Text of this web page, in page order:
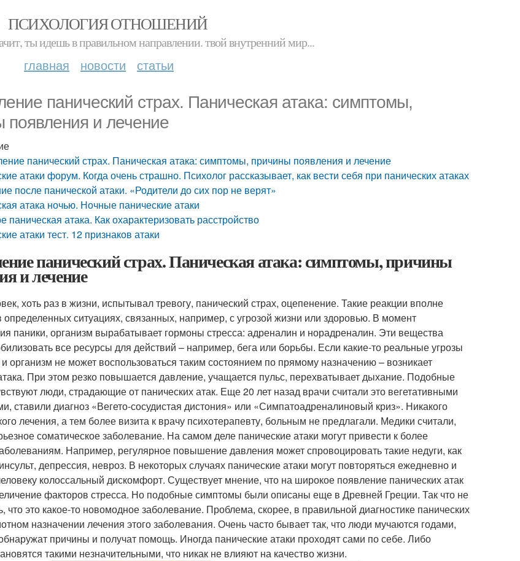
ПСИХОЛОГИЯ ОТНОШЕНИЙ
ты идешь в правильном направлении. твой внутренний мир...
главная новости статьи
панический страх. Паническая атака: симптомы,
появления и лечение
панический страх. Паническая атака: симптомы, причины появления и лечение
атаки форум. Когда очень страшно. Психолог рассказывает, как вести себя при панических атаках
после панической атаки. «Родители до сих пор не верят»
атака ночью. Ночные панические атаки
паническая атака. Как охарактеризовать расстройство
атаки тест. 12 признаков атаки
панический страх. Паническая атака: симптомы, причины
и лечение
хоть раз в жизни, испытывал тревогу, панический страх, оцепенение. Такие реакции вполне
ситуациях, связанных, например, с угрозой жизни или здоровью. В момент
паники, организм вырабатывает гормоны стресса: адреналин и норадреналин. Эти вещества
все ресурсы для действий – например, бега или борьбы. Если какие-то реальные угрозы
и организм не может воспользоваться таким состоянием по прямому назначению – возникает
При этом резко повышается давление, учащается пульс, перехватывает дыхание. Подобные
люди, страдающие от панических атак. Еще 20 лет назад врачи считали это вегетативными
ставили диагноз «Вегето-сосудистая дистония» или «Симпатоадреналиновый криз». Никакого
лечения, а тем более визита к врачу психотерапевту, больным не предлагали. Медики считали,
соматическое заболевание. На самом деле панические атаки могут привести к более
Например, регулярное повышение давления может спровоцировать такие недуги, как
депрессия, невроз. В некоторых случаях панические атаки могут повторяться ежедневно и
колоссальный дискомфорт. Существует мнение, что на широкое появление панических атак
факторов стресса. Но подобные симптомы были описаны еще в Древней Греции. Так что не
что это какое-то новомодное заболевание. Проблема, скорее, в правильной диагностике панических
назначении лечения этого заболевания. Очень часто бывает так, что люди мучаются годами,
причины и получат помощь. Иногда панические атаки проходят сами по себе. Либо
такими незначительными, что никак не влияют на качество жизни.